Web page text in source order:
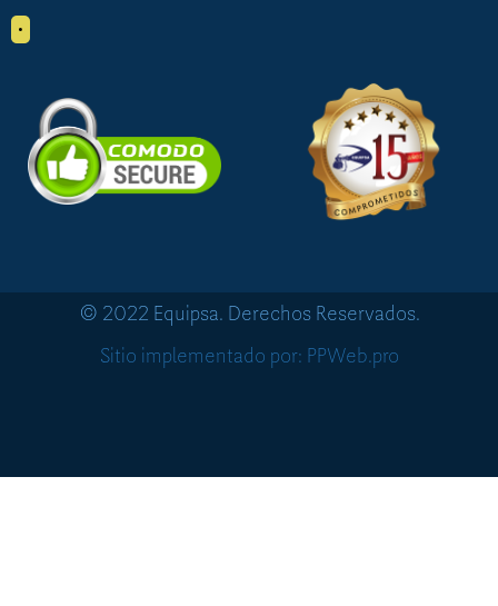
•
© 2022 Equipsa. Derechos Reservados.
Sitio implementado por: PPWeb.pro